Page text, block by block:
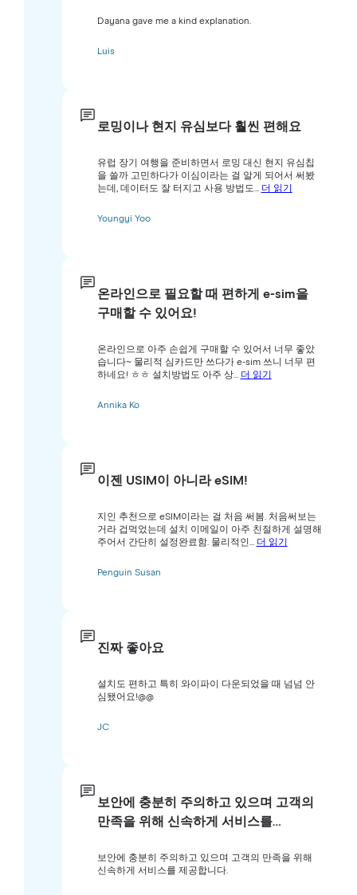
Dayana gave me a kind explanation.
Luis
로밍이나 현지 유심보다 훨씬 편해요
유럽 장기 여행을 준비하면서 로밍 대신 현지 유심칩
을 쓸까 고민하다가 이심이라는 걸 알게 되어서 써봤
는데, 데이터도 잘 터지고 사용 방법도... 더 읽기
Youngyi Yoo
온라인으로 필요할 때 편하게 e-sim을
구매할 수 있어요!
온라인으로 아주 손쉽게 구매할 수 있어서 너무 좋았
습니다~ 물리적 심카드만 쓰다가 e-sim 쓰니 너무 편
하네요! ㅎㅎ 설치방법도 아주 상... 더 읽기
Annika Ko
이젠 USIM이 아니라 eSIM!
지인 추천으로 eSIM이라는 걸 처음 써봄. 처음써보는
거라 겁먹었는데 설치 이메일이 아주 친절하게 설명해
주어서 간단히 설정완료함. 물리적인... 더 읽기
Penguin Susan
진짜 좋아요
설치도 편하고 특히 와이파이 다운되었을 때 넘넘 안
심됐어요!@@
JC
보안에 충분히 주의하고 있으며 고객의
만족을 위해 신속하게 서비스를…
보안에 충분히 주의하고 있으며 고객의 만족을 위해
신속하게 서비스를 제공합니다.